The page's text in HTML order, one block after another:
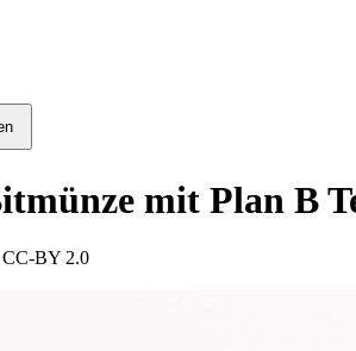
mit Plan B
CC-BY 2.0